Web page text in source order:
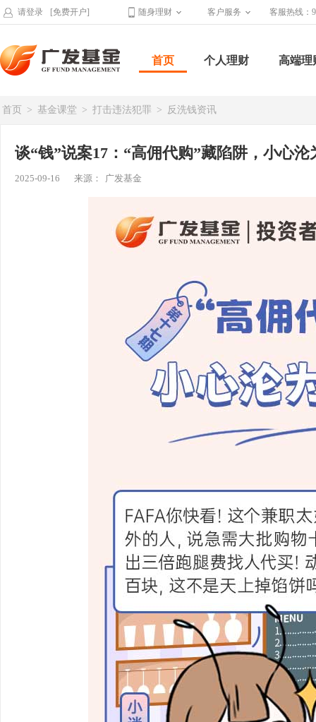
请登录 [免费开户] 随身理财 客户服务 客服热线：
首页 个人理财 高端理
首页 > 基金课堂 > 打击违法犯罪 > 反洗钱资讯
谈“钱”说案17：“高佣代购”藏陷阱，小心沦
2025-09-16 来源： 广发基金